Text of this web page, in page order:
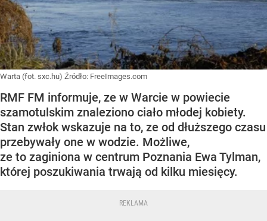
Warta (fot. sxc.hu) Źródło: FreeImages.com
RMF FM informuje, ze w Warcie w powiecie
szamotulskim znaleziono ciało młodej kobiety.
Stan zwłok wskazuje na to, ze od dłuższego czasu
przebywały one w wodzie. Możliwe,
ze to zaginiona w centrum Poznania Ewa Tylman,
której poszukiwania trwają od kilku miesięcy.